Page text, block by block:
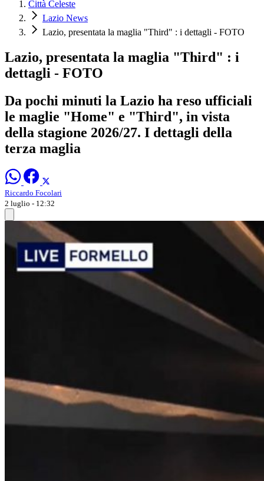
Città Celeste
Lazio News
Lazio, presentata la maglia "Third" : i dettagli - FOTO
Lazio, presentata la maglia "Third" : i
dettagli - FOTO
Da pochi minuti la Lazio ha reso ufficiali
le maglie "Home" e "Third", in vista
della stagione 2026/27. I dettagli della
terza maglia
Riccardo Focolari
2 luglio - 12:32